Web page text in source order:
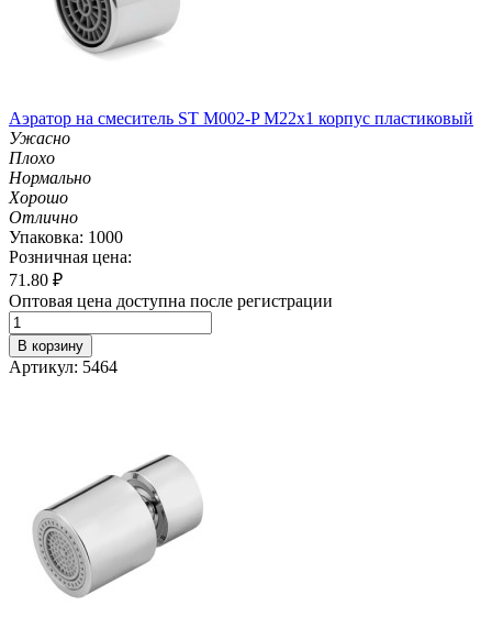
Аэратор на смеситель ST М002-P М22х1 корпус пластиковый
Ужасно
Плохо
Нормально
Хорошо
Отлично
Упаковка: 1000
Розничная цена:
71.80 ₽
Оптовая цена доступна после регистрации
В корзину
Артикул: 5464